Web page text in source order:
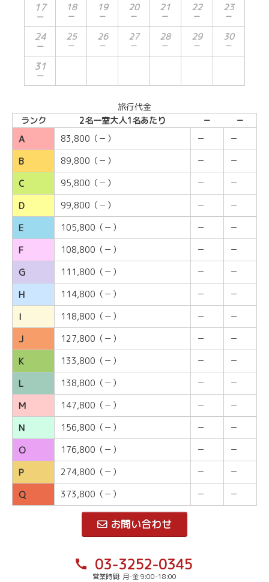
17
－
18
－
19
－
20
－
21
－
22
－
23
－
24
－
25
－
26
－
27
－
28
－
29
－
30
－
31
－
旅行代金
ランク
2名一室大人1名あたり － －
A 83,800（－） － －
B 89,800（－） － －
C 95,800（－） － －
D 99,800（－） － －
E 105,800（－） － －
F 108,800（－） － －
G 111,800（－） － －
H 114,800（－） － －
I 118,800（－） － －
J 127,800（－） － －
K 133,800（－） － －
L 138,800（－） － －
M 147,800（－） － －
N 156,800（－） － －
O 176,800（－） － －
P 274,800（－） － －
Q 373,800（－） － －
お問い合わせ
call 03-3252-0345
営業時間: 月-金 9:00-18:00